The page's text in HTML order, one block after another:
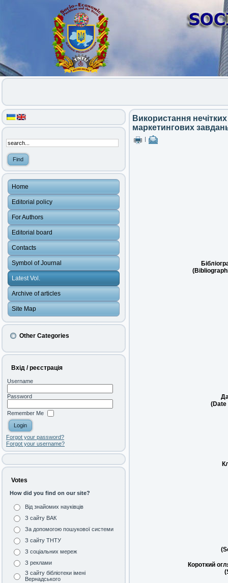
Home
Editorial policy
For Authors
Editorial board
Contacts
Symbol of Journal
Latest Vol.
Archive of articles
Site Map
Other Categories
Вхід / реєстрація
Username
Password
Remember Me
Forgot your password?
Forgot your username?
Votes
How did you find on our site?
Від знайомих науківців
З сайту ВАК
За допомогою пошукової системи
З сайту ТНТУ
З соціальних мереж
З реклами
З сайту бібліотеки імені
Вернадського
Використання
маркетингових
(Date
Короткий